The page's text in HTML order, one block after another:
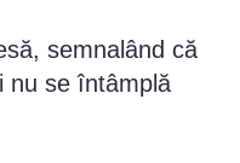
semnalând că
nu se întâmplă